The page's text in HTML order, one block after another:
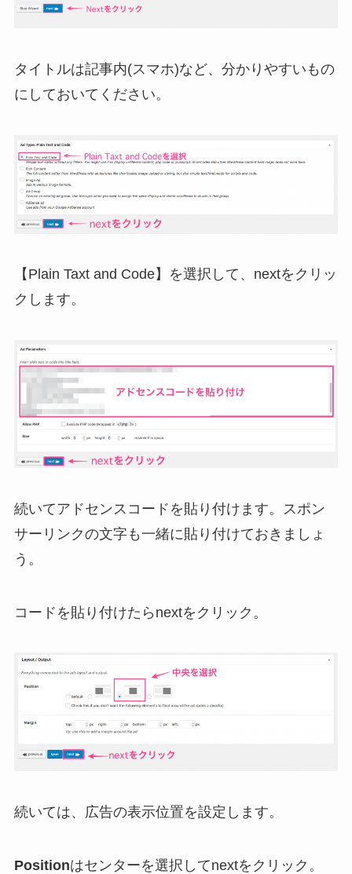
タイトルは記事内(スマホ)など、分かりやすいもの
にしておいてください。
【Plain Taxt and Code】を選択して、nextをクリッ
クします。
続いてアドセンスコードを貼り付けます。スポン
サーリンクの文字も一緒に貼り付けておきましょ
う。
コードを貼り付けたらnextをクリック。
続いては、広告の表示位置を設定します。
Positionはセンターを選択してnextをクリック。